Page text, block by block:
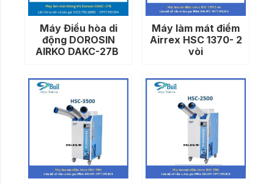
Máy Điều hòa di
động DOROSIN
AIRKO DAKC-27B
Máy làm mát điểm
Airrex HSC 1370- 2
vòi